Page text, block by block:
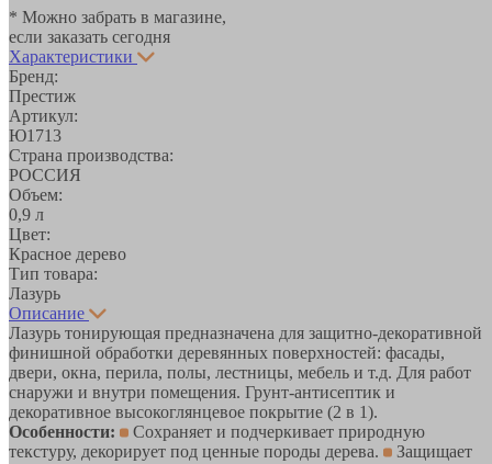
* Можно забрать в магазине,
если заказать сегодня
Характеристики
Бренд:
Престиж
Артикул:
Ю1713
Страна производства:
РОССИЯ
Объем:
0,9 л
Цвет:
Красное дерево
Тип товара:
Лазурь
Описание
Лазурь тонирующая предназначена для защитно-декоративной
финишной обработки деревянных поверхностей: фасады,
двери, окна, перила, полы, лестницы, мебель и т.д. Для работ
снаружи и внутри помещения. Грунт-антисептик и
декоративное высокоглянцевое покрытие (2 в 1).
Особенности:
Сохраняет и подчеркивает природную
текстуру, декорирует под ценные породы дерева.
Защищает